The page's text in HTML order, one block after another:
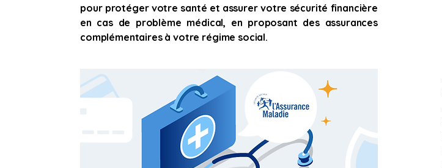
pour protéger votre santé et assurer votre sécurité financière
en cas de problème médical, en proposant des assurances
complémentaires à votre régime social.